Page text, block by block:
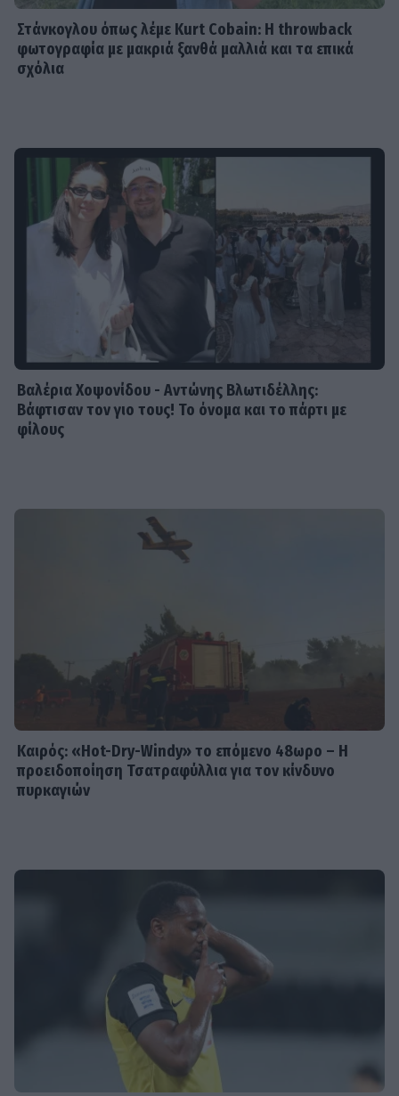
Στάνκογλου όπως λέμε Kurt Cobain: H throwback
φωτογραφία με μακριά ξανθά μαλλιά και τα επικά
σχόλια
Βαλέρια Χοψονίδου - Αντώνης Βλωτιδέλλης:
Βάφτισαν τον γιο τους! Το όνομα και το πάρτι με
φίλους
Καιρός: «Hot-Dry-Windy» το επόμενο 48ωρο – Η
προειδοποίηση Τσατραφύλλια για τον κίνδυνο
πυρκαγιών